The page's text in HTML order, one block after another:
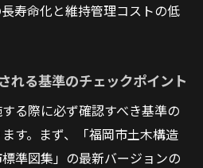
寿命化と維持管理コストの低
れる基準のチェックポイント
る際に必ず確認すべき基準の
す。まず、「福岡市土木構造
準図集」の最新バージョンの